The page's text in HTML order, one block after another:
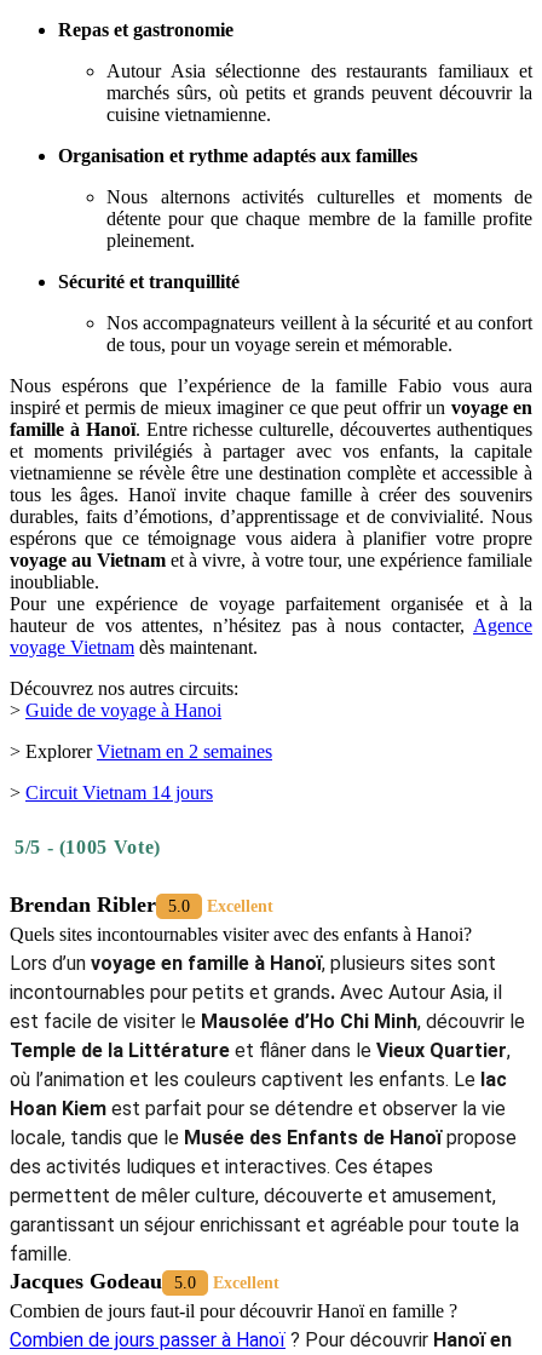
Repas et gastronomie
Autour Asia sélectionne des restaurants familiaux et
marchés sûrs, où petits et grands peuvent découvrir la
cuisine vietnamienne.
Organisation et rythme adaptés aux familles
Nous alternons activités culturelles et moments de
détente pour que chaque membre de la famille profite
pleinement.
Sécurité et tranquillité
Nos accompagnateurs veillent à la sécurité et au confort
de tous, pour un voyage serein et mémorable.
Nous espérons que l’expérience de la famille Fabio vous aura
inspiré et permis de mieux imaginer ce que peut offrir un voyage en
famille à Hanoï. Entre richesse culturelle, découvertes authentiques
et moments privilégiés à partager avec vos enfants, la capitale
vietnamienne se révèle être une destination complète et accessible à
tous les âges. Hanoï invite chaque famille à créer des souvenirs
durables, faits d’émotions, d’apprentissage et de convivialité. Nous
espérons que ce témoignage vous aidera à planifier votre propre
voyage au Vietnam et à vivre, à votre tour, une expérience familiale
inoubliable.
Pour une expérience de voyage parfaitement organisée et à la
hauteur de vos attentes, n’hésitez pas à nous contacter, Agence
voyage Vietnam dès maintenant.
Découvrez nos autres circuits:
> Guide de voyage à Hanoi
> ExplorerVietnam en 2 semaines
> Circuit Vietnam 14 jours
5/5 - (1005 Vote)
Brendan Ribler 5.0 Excellent
Quels sites incontournables visiter avec des enfants à Hanoi?
Lors d’un voyage en famille à Hanoï, plusieurs sites sont
incontournables pour petits et grands. Avec Autour Asia, il
est facile de visiter le Mausolée d’Ho Chi Minh, découvrir le
Temple de la Littérature et flâner dans le Vieux Quartier,
où l’animation et les couleurs captivent les enfants. Le lac
Hoan Kiem est parfait pour se détendre et observer la vie
locale, tandis que le Musée des Enfants de Hanoïpropose
des activités ludiques et interactives. Ces étapes
permettent de mêler culture, découverte et amusement,
garantissant un séjour enrichissant et agréable pour toute la
famille.
Jacques Godeau 5.0 Excellent
Combien de jours faut-il pour découvrir Hanoï en famille ?
Combien de jours passer à Hanoï ? Pour découvrir Hanoï en